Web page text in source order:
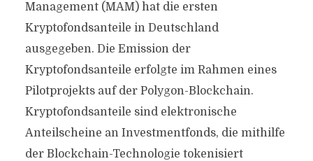
Management (MAM) hat die ersten
Kryptofondsanteile in Deutschland
ausgegeben. Die Emission der
Kryptofondsanteile erfolgte im Rahmen eines
Pilotprojekts auf der Polygon-Blockchain.
Kryptofondsanteile sind elektronische
Anteilscheine an Investmentfonds, die mithilfe
der Blockchain-Technologie tokenisiert